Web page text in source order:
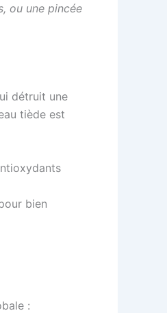
ou une pincée
détruit une
tiède est
bien
: